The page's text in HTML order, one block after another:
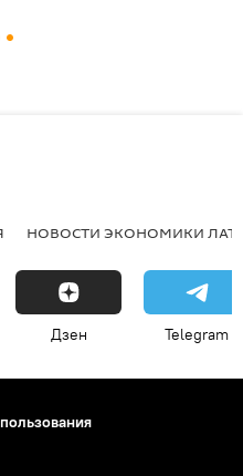
НОВОСТИ ЭКОНОМИКИ
Дзен Telegram